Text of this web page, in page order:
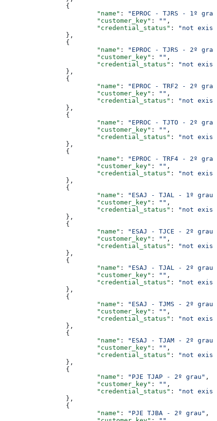
		{
			"name"
:
"EPROC - TJRS - 1º
			"customer_key"
: "" ,
			"credential_status"
:
"not
		},
		{
			"name"
:
"EPROC - TJRS - 2º
			"customer_key"
: "" ,
			"credential_status"
:
"not
		},
		{
			"name"
:
"EPROC - TRF2 - 2º
			"customer_key"
: "" ,
			"credential_status"
:
"not
		},
		{
			"name"
:
"EPROC - TJTO - 2º
			"customer_key"
: "" ,
			"credential_status"
:
"not
		},
		{
			"name"
:
"EPROC - TRF4 - 2º
			"customer_key"
: "" ,
			"credential_status"
:
"not
		},
		{
			"name"
:
"ESAJ - TJAL - 1º grau"
			"customer_key"
: "" ,
			"credential_status"
:
"not
		},
		{
			"name"
:
"ESAJ - TJCE - 2º grau"
			"customer_key"
: "" ,
			"credential_status"
:
"not
		},
		{
			"name"
:
"ESAJ - TJAL - 2º grau"
			"customer_key"
: "" ,
			"credential_status"
:
"not
		},
		{
			"name"
:
"ESAJ - TJMS - 2º grau"
			"customer_key"
: "" ,
			"credential_status"
:
"not
		},
		{
			"name"
:
"ESAJ - TJAM - 2º grau"
			"customer_key"
: "" ,
			"credential_status"
:
"not
		},
		{
			"name"
: "PJE TJAP - 2º grau" ,
			"customer_key"
: "" ,
			"credential_status"
:
"not
		},
		{
			"name"
: "PJE TJBA - 2º grau" ,